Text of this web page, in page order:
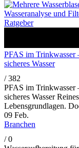
Ratgeber
PFAS im Trinkwasser
sicheres Wasser
/ 382
PFAS im Trinkwasser
sicheres Wasser
Lebensgrundlagen.
09 Feb.
Branchen
/ 0